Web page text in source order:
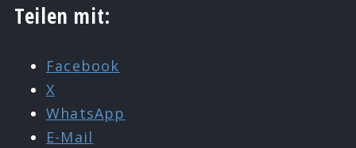
Teilen mit:
Facebook
X
WhatsApp
E-Mail